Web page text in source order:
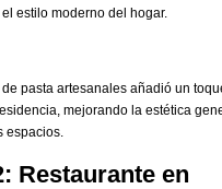
estilo moderno del hogar.
pasta artesanales añadió un
mejorando la estética
espacios.
Restaurante en